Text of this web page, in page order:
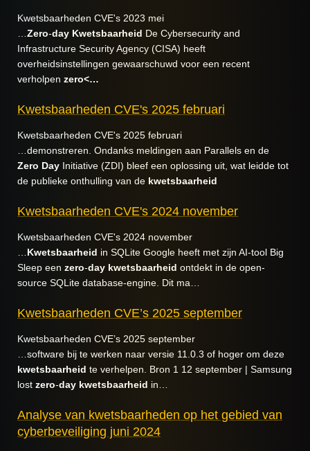
Kwetsbaarheden CVE's 2023 mei
Zero-day Kwetsbaarheid De Cybersecurity and
Infrastructure Security Agency (CISA) heeft
overheidsinstellingen gewaarschuwd voor een recent
verholpen zero<…
Kwetsbaarheden CVE's 2025 februari
Kwetsbaarheden CVE's 2025 februari
…demonstreren. Ondanks meldingen aan Parallels en de
Zero Day Initiative (ZDI) bleef een oplossing uit, wat leidde tot
de publieke onthulling van de kwetsbaarheid
Kwetsbaarheden CVE's 2024 november
Kwetsbaarheden CVE's 2024 november
Kwetsbaarheid in SQLite Google heeft met zijn AI-tool Big
Sleep een zero-day kwetsbaarheid ontdekt in de open-
source SQLite database-engine. Dit ma…
Kwetsbaarheden CVE’s 2025 september
Kwetsbaarheden CVE’s 2025 september
…software bij te werken naar versie 11.0.3 of hoger om deze
kwetsbaarheid te verhelpen. Bron 1 12 september | Samsung
lost zero-day kwetsbaarheid in…
Analyse van kwetsbaarheden op het gebied van
cyberbeveiliging juni 2024